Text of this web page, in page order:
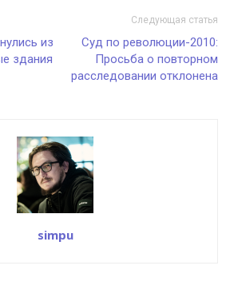
из
здания
Следующая статья
Суд по революции-2010:
Просьба о повторном
расследовании отклонена
simpu